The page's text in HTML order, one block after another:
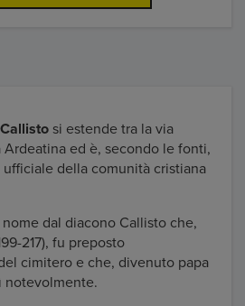
si estende tra la via
ed è, secondo le fonti,
della comunità cristiana
dal diacono Callisto che,
217), fu preposto
cimitero e che, divenuto papa
notevolmente.